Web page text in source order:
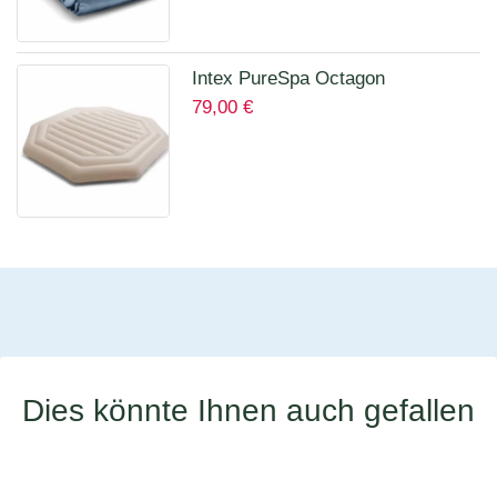
Intex PureSpa Octagon
Isolierende Abdeckung für 28456
79,00 €
Dies könnte Ihnen auch gefallen